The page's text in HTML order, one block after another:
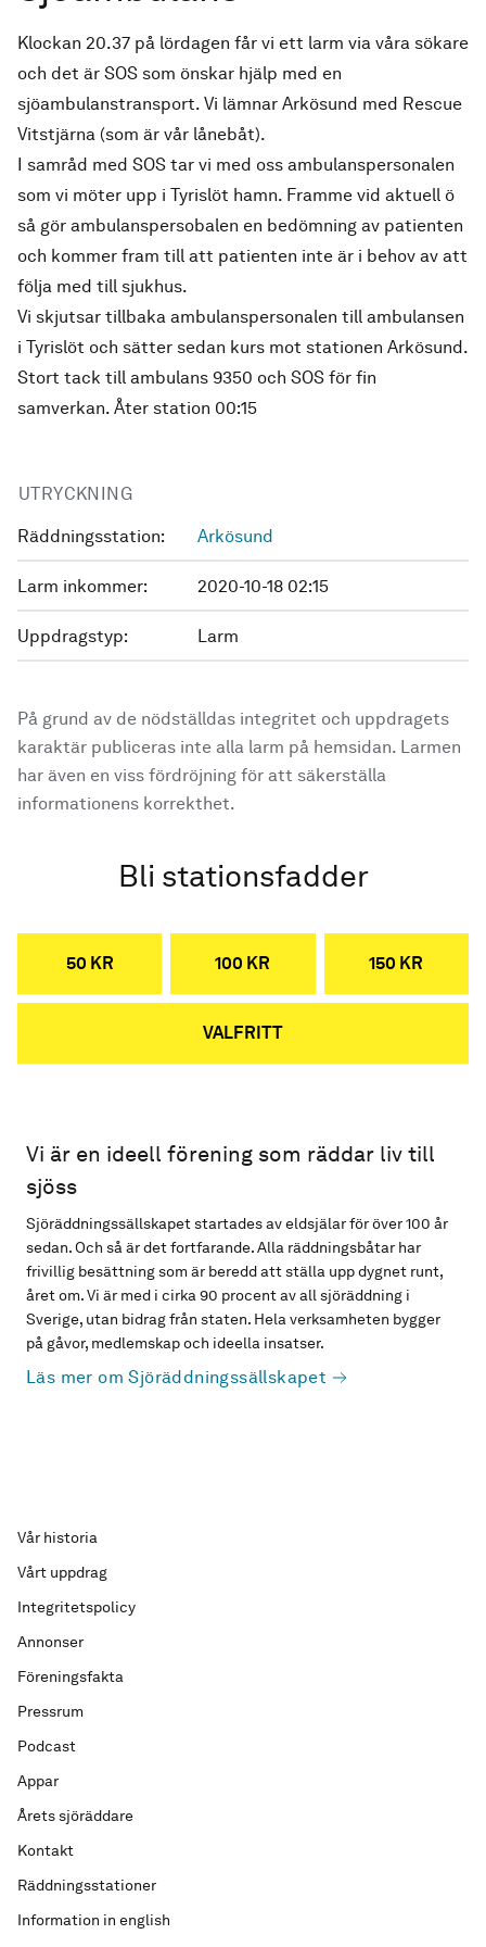
Klockan 20.37 på lördagen får vi ett larm via våra sökare
och det är SOS som önskar hjälp med en
sjöambulanstransport. Vi lämnar Arkösund med Rescue
Vitstjärna (som är vår lånebåt).
I samråd med SOS tar vi med oss ambulanspersonalen
som vi möter upp i Tyrislöt hamn. Framme vid aktuell ö
så gör ambulanspersobalen en bedömning av patienten
och kommer fram till att patienten inte är i behov av att
följa med till sjukhus.
Vi skjutsar tillbaka ambulanspersonalen till ambulansen
i Tyrislöt och sätter sedan kurs mot stationen Arkösund.
Stort tack till ambulans 9350 och SOS för fin
samverkan. Åter station 00:15
UTRYCKNING
Räddningsstation: Arkösund
Larm inkommer: 2020-10-18 02:15
Uppdragstyp: Larm
På grund av de nödställdas integritet och uppdragets
karaktär publiceras inte alla larm på hemsidan. Larmen
har även en viss fördröjning för att säkerställa
informationens korrekthet.
Bli stationsfadder
50 KR 100 KR 150 KR
VALFRITT
Vi är en ideell förening som räddar liv till
sjöss
Sjöräddningssällskapet startades av eldsjälar för över 100 år
sedan. Och så är det fortfarande. Alla räddningsbåtar har
frivillig besättning som är beredd att ställa upp dygnet runt,
året om. Vi är med i cirka 90 procent av all sjöräddning i
Sverige, utan bidrag från staten. Hela verksamheten bygger
på gåvor, medlemskap och ideella insatser.
Läs mer om Sjöräddningssällskapet
Vår historia
Vårt uppdrag
Integritetspolicy
Annonser
Föreningsfakta
Pressrum
Podcast
Appar
Årets sjöräddare
Kontakt
Räddningsstationer
Information in english